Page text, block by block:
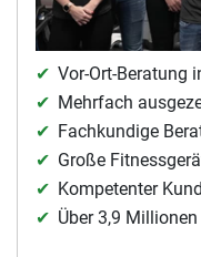
Vor-Ort-Beratung
Mehrfach
Fachkundige
Große
Kompetenter
Über 3,9